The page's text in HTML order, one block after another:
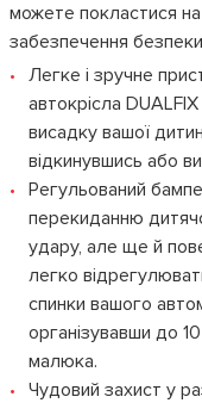
можете покластися
забезпечення
Легке і зручне
автокрісла
висадку вашої
відкинувшись або
Регульований
перекиданню
удару, але ще й
легко
спинки вашого
організувавши до
малюка.
Чудовий захист у